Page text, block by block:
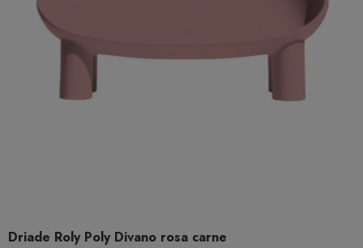
Driade Roly Poly Divano rosa carne